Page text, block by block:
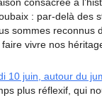
: par-delà des
sommes reconnus
vivre nos
10 juin, autour du
plus réflexif, qui